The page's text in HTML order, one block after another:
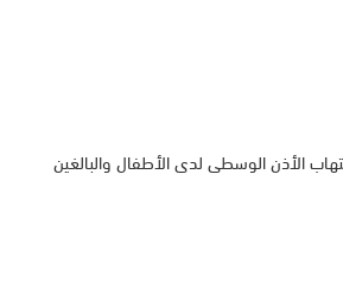
الأذن الوسطى لدى الأطفال والبالغين